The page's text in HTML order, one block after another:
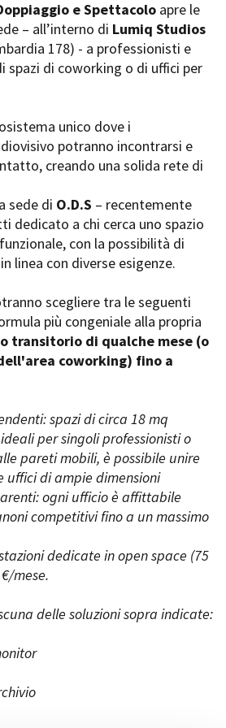
Torino Film Festival
David di Donatello
Nastri d’Argento
Premio Solinas
Location - Accedi al tuo
profilo
Location - Nuovo utente
Lavora con noi
Stage - Tirocini - Scuola e
Lavoro
Elenco Operatori Economici
per affidamento lavori in
e Spettacolo apre le
– all’interno di Lumiq Studios
178) - a professionisti e
spazi di coworking o di uffici per
unico dove i
potranno incontrarsi e
creando una solida rete di
sede di O.D.S – recentemente
dedicato a chi cerca uno spazio
con la possibilità di
linea con diverse esigenze.
scegliere tra le seguenti
più congeniale alla propria
transitorio di qualche mese (o
coworking) fino a
spazi di circa 18 mq
per singoli professionisti o
pareti mobili, è possibile unire
uffici di ampie dimensioni
ogni ufficio è affittabile
competitivi fino a un massimo
dedicate in open space (75
mese.
delle soluzioni sopra indicate: